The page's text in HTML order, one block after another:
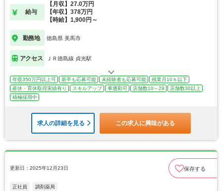
給与
【月収】27.0万円
【年収】378万円
【時給】1,900円～
勤務地 徳島県 美馬市
アクセス ＪＲ徳島線 貞光駅
年収350万円以上可 新卒も応募可能 未経験者も応募可能
残業月10ｈ以下
産休・育休取得実績有り
スキルアップ 車通勤可 店舗数10～29
店舗数30以上
積極採用中
求人の詳細を見る この求人に興味がある
更新日：2025年12月23日 保存する
正社員 調剤薬局